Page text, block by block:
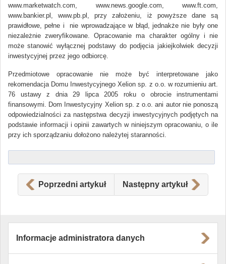
www.marketwatch.com, www.news.google.com, www.ft.com,
www.bankier.pl, www.pb.pl, przy założeniu, iż powyższe dane są
prawidłowe, pełne i nie wprowadzające w błąd, jednakże nie były one
niezależnie zweryfikowane. Opracowanie ma charakter ogólny i nie
może stanowić wyłącznej podstawy do podjęcia jakiejkolwiek decyzji
inwestycyjnej przez jego odbiorcę.
Przedmiotowe opracowanie nie może być interpretowane jako
rekomendacja Domu Inwestycyjnego Xelion sp. z o.o. w rozumieniu art.
76 ustawy z dnia 29 lipca 2005 roku o obrocie instrumentami
finansowymi. Dom Inwestycyjny Xelion sp. z o.o. ani autor nie ponoszą
odpowiedzialności za następstwa decyzji inwestycyjnych podjętych na
podstawie informacji i opinii zawartych w niniejszym opracowaniu, o ile
przy ich sporządzaniu dołożono należytej staranności.
Poprzedni artykuł Następny artykuł
Informacje administratora danych